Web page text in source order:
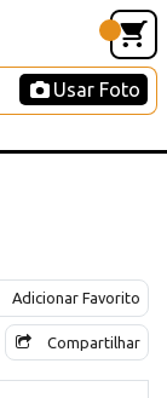
Usar Foto
Adicionar Favorito
Compartilhar